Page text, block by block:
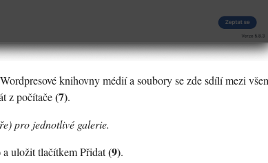
knihovny médií a soubory se zde sdílí mezi
z počítače(7).
pro jednotlivé galerie.
a uložit tlačítkem Přidat(9).